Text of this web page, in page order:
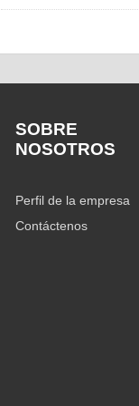
SOBRE
NOSOTROS
Perfil de la empresa
Contáctenos